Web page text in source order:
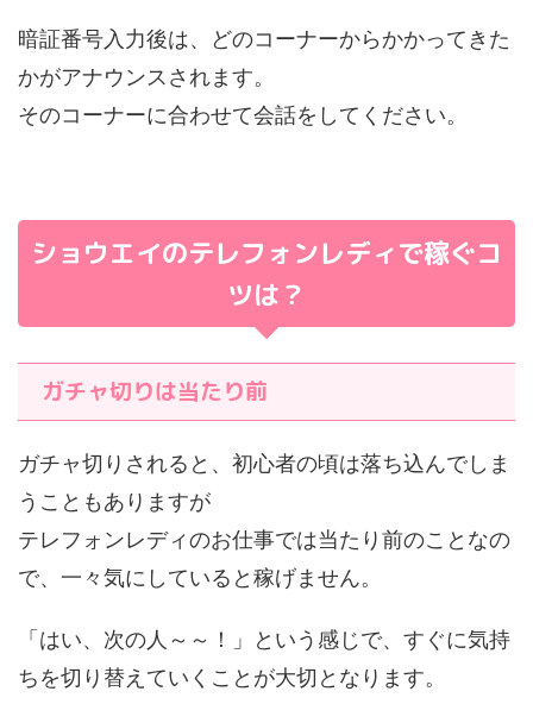
暗証番号入力後は、どのコーナーからかかってきた
かがアナウンスされます。
そのコーナーに合わせて会話をしてください。
ショウエイのテレフォンレディで稼ぐコ
ツは？
ガチャ切りは当たり前
ガチャ切りされると、初心者の頃は落ち込んでしま
うこともありますが
テレフォンレディのお仕事では当たり前のことなの
で、一々気にしていると稼げません。
「はい、次の人～～！」という感じで、すぐに気持
ちを切り替えていくことが大切となります。